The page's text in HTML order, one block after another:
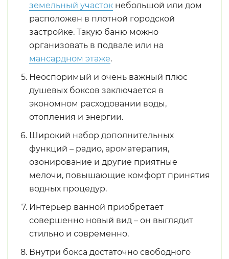
земельный участок небольшой или дом
расположен в плотной городской
застройке. Такую баню можно
организовать в подвале или на
мансардном этаже.
Неоспоримый и очень важный плюс
душевых боксов заключается в
экономном расходовании воды,
отопления и энергии.
Широкий набор дополнительных
функций – радио, ароматерапия,
озонирование и другие приятные
мелочи, повышающие комфорт принятия
водных процедур.
Интерьер ванной приобретает
совершенно новый вид – он выглядит
стильно и современно.
Внутри бокса достаточно свободного